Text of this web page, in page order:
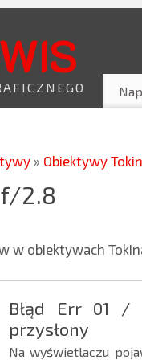
» Obiektywy
f/2.8
w obiektywach
Błąd Err 01 /
przysłony
Na wyświetlaczu